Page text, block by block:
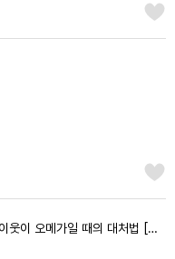
이 오메가일 때의 대처법 [단행본]